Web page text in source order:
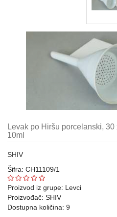
silikonski
proizvodi
za
laboratoriju
Razno
Levak po Hiršu porcelanski, 30
10ml
SHIV
Šifra: CH11109/1
Proizvod iz grupe: Levci
Proizvođač: SHIV
Dostupna količina: 9